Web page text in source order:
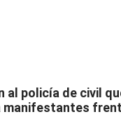
al policía de civil
manifestantes